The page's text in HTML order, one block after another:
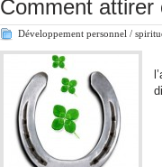
Comment attirer
Développement personnel /